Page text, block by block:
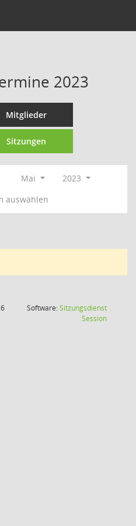
2023
Mitglieder
Sitzungen
Mai
2023
auswählen
Software:Sitzungsdienst
Session(Wird in